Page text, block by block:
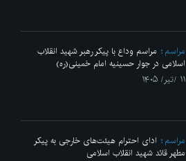
مراسم
مراسم وداع با پیکر رهبر شهید انقلاب
اسلامی در جوار حسینیه امام خمینی(ره)
۱۱ /تیر/ ۱۴۰۵
مراسم
ادای احترام هیئت‌های خارجی به پیکر
مطهر قائد شهید انقلاب اسلامی